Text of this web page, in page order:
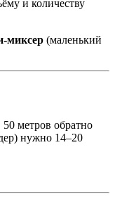
и количеству
миксер (маленький
метров обратно
нужно 14–20